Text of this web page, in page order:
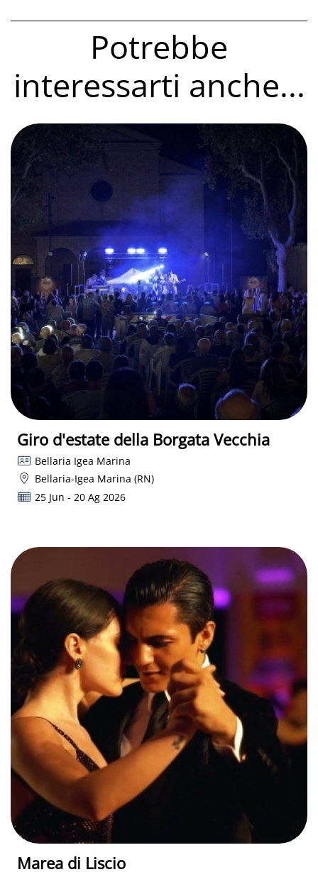
Potrebbe
interessarti anche...
Giro d'estate della Borgata Vecchia
Bellaria Igea Marina
Bellaria-Igea Marina (RN)
25 Jun - 20 Ag 2026
Marea di Liscio